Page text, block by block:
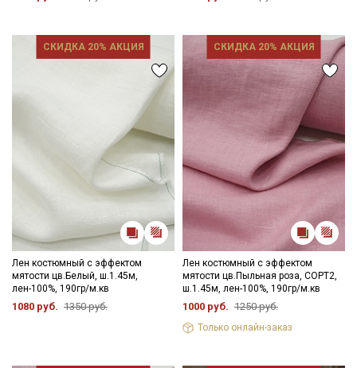
СКИДКА 20% АКЦИЯ
Лен костюмный с эффектом
мятости цв.Белый, ш.1.45м,
лен-100%, 190гр/м.кв
1080 руб. 1350 руб.
СКИДКА 20% АКЦИЯ
Лен костюмный с эффектом
мятости цв.Пыльная роза, СОРТ2,
ш.1.45м, лен-100%, 190гр/м.кв
1000 руб. 1250 руб.
Только онлайн-заказ